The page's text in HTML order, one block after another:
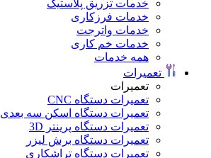
خدمات تزریق پلاستیک
خدمات فرزکاری
خدمات واترجت
خدمات خم کاری
همه خدمات
تعمیرات
تعمیرات
تعمیرات دستگاه CNC
تعمیرات دستگاه اسکن سه بعدی
تعمیرات دستگاه پرینتر 3D
تعمیرات دستگاه برش لیزر
تعمیرات دستگاه تراشکاری